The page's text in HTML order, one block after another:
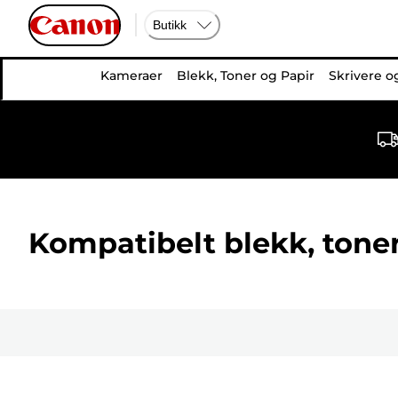
Butikk
Kameraer Blekk, Toner og Papir Skrivere
Kompatibelt blekk,